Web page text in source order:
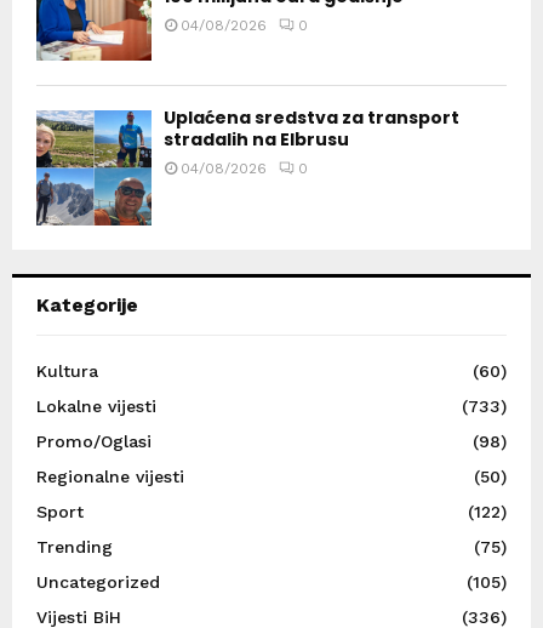
04/08/2026 0
Uplaćena sredstva za transport
stradalih na Elbrusu
04/08/2026 0
Kategorije
Kultura
(60)
Lokalne vijesti
(733)
Promo/Oglasi
(98)
Regionalne vijesti
(50)
Sport
(122)
Trending
(75)
Uncategorized
(105)
Vijesti BiH
(336)